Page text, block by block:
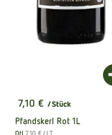
, Preis:
7,10 € / Stück
Pfandskerl Rot 1L
, Referenzpreis: